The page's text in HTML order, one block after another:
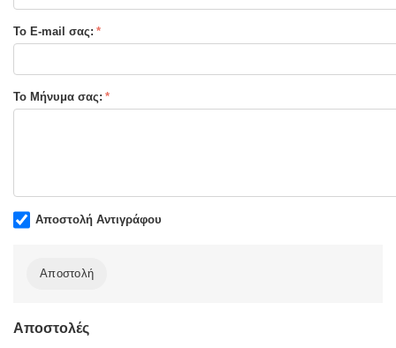
Το E-mail σας:
Το Μήνυμα σας:
Αποστολή Αντιγράφου
Αποστολή
Αποστολές